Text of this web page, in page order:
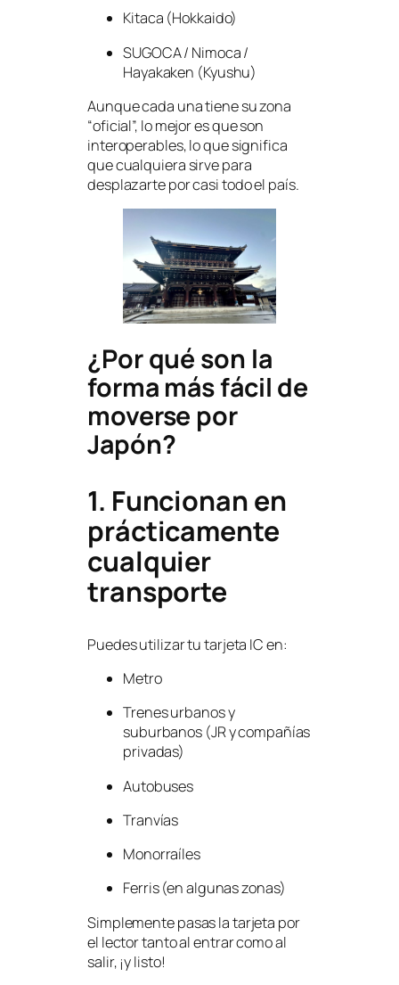
Kitaca (Hokkaido)
SUGOCA / Nimoca /
Hayakaken (Kyushu)
Aunque cada una tiene su zona
“oficial”, lo mejor es que son
interoperables, lo que significa
que cualquiera sirve para
desplazarte por casi todo el país.
¿Por qué son la
forma más fácil de
moverse por
Japón?
1. Funcionan en
prácticamente
cualquier
transporte
Puedes utilizar tu tarjeta IC en:
Metro
Trenes urbanos y
suburbanos (JR y compañías
privadas)
Autobuses
Tranvías
Monorraíles
Ferris (en algunas zonas)
Simplemente pasas la tarjeta por
el lector tanto al entrar como al
salir, ¡y listo!